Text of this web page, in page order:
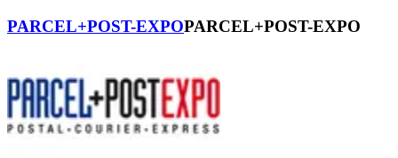
PARCEL+POST-EXPOPARCEL+POST-EXPO